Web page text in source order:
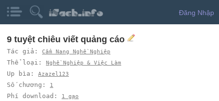
Đăng Nhập
9 tuyệt chiêu viết quảng cáo
Tác giả: Cẩm Nang Nghề Nghiệp
Thể loại: Nghề Nghiệp & Việc Làm
Up bìa: Azazel123
Số chương: 1
Phí download: 1 gạo